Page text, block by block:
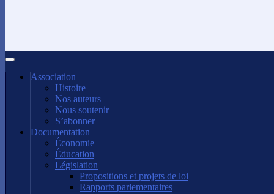
Association
Histoire
Nos auteurs
Nous soutenir
S’abonner
Documentation
Économie
Éducation
Législation
Propositions et projets de loi
Rapports parlementaires